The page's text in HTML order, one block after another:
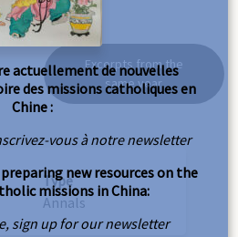
Excerpts from the
same year
Type
Annals
actuellement de nouvelles
des missions catholiques en
Chine :
vous à notre newsletter
new resources on the
missions in China:
sign up for our newsletter